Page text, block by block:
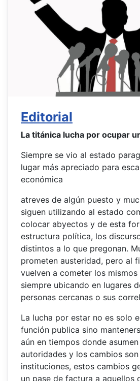
Editorial
La titánica lucha por ocupar
Siempre se vio al estado
lugar más apreciado para
económica
atreves de algún puesto y
siguen utilizando al estado
colocar abyectos y de esta
estructura política, los
distintos a lo que pregonan.
prometen austeridad, pero al
vuelven a cometer los
siempre ubicando en lugares
personas cercanas o sus
La lucha por estar no es solo
función publica sino
aún en tiempos donde
autoridades y los cambios
instituciones, estos cambios
un pase de factura a aquellos